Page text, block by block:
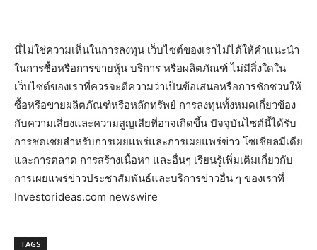
นี่ไม่ใช่ความเห็นในการลงทุน เว็บไซต์ของเราไม่ได้ให้คำแนะนำ
ในการซื้อหรือการขายหุ้น บริการ หรือผลิตภัณฑ์ ไม่มีสิ่งใดใน
เว็บไซต์ของเราที่ควรจะตีความว่าเป็นข้อเสนอหรือการชักชวนให้
ซื้อหรือขายผลิตภัณฑ์หรือหลักทรัพย์ การลงทุนทั้งหมดเกี่ยวข้อง
กับความเสี่ยงและความสูญเสียที่อาจเกิดขึ้น ปัจจุบันไซต์นี้ได้รับ
การชดเชยสำหรับการเผยแพร่และการเผยแพร่ข่าว โซเชียลมีเดีย
และการตลาด การสร้างเนื้อหา และอื่นๆ เรียนรู้เพิ่มเติมเกี่ยวกับ
การเผยแพร่ข่าวประชาสัมพันธ์และบริการข่าวอื่น ๆ ของเราที่
Investorideas.com newswire
TAGS